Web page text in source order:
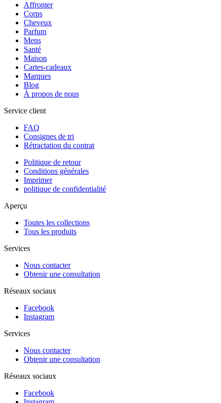
Affronter
Corps
Cheveux
Parfum
Mens
Santé
Maison
Cartes-cadeaux
Marques
Blog
À propos de nous
Service client
FAQ
Consignes de tri
Rétractation du contrat
Politique de retour
Conditions générales
Imprimer
politique de confidentialité
Aperçu
Toutes les collections
Tous les produits
Services
Nous contacter
Obtenir une consultation
Réseaux sociaux
Facebook
Instagram
Services
Nous contacter
Obtenir une consultation
Réseaux sociaux
Facebook